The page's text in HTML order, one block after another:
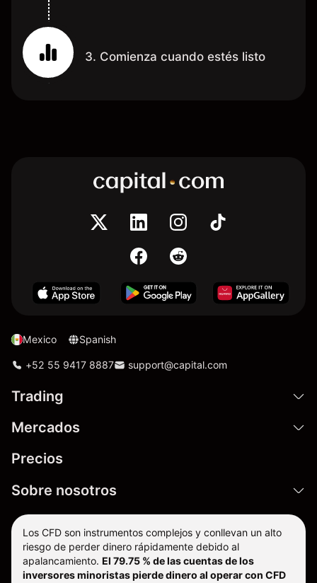
3. Comienza cuando estés listo
Mexico Spanish
+52 55 9417 8887 support@capital.com
Trading
Mercados
Precios
Sobre nosotros
Los CFD son instrumentos complejos y conllevan un alto
riesgo de perder dinero rápidamente debido al
apalancamiento. El 79.75 % de las cuentas de los
inversores minoristas pierde dinero al operar con CFD